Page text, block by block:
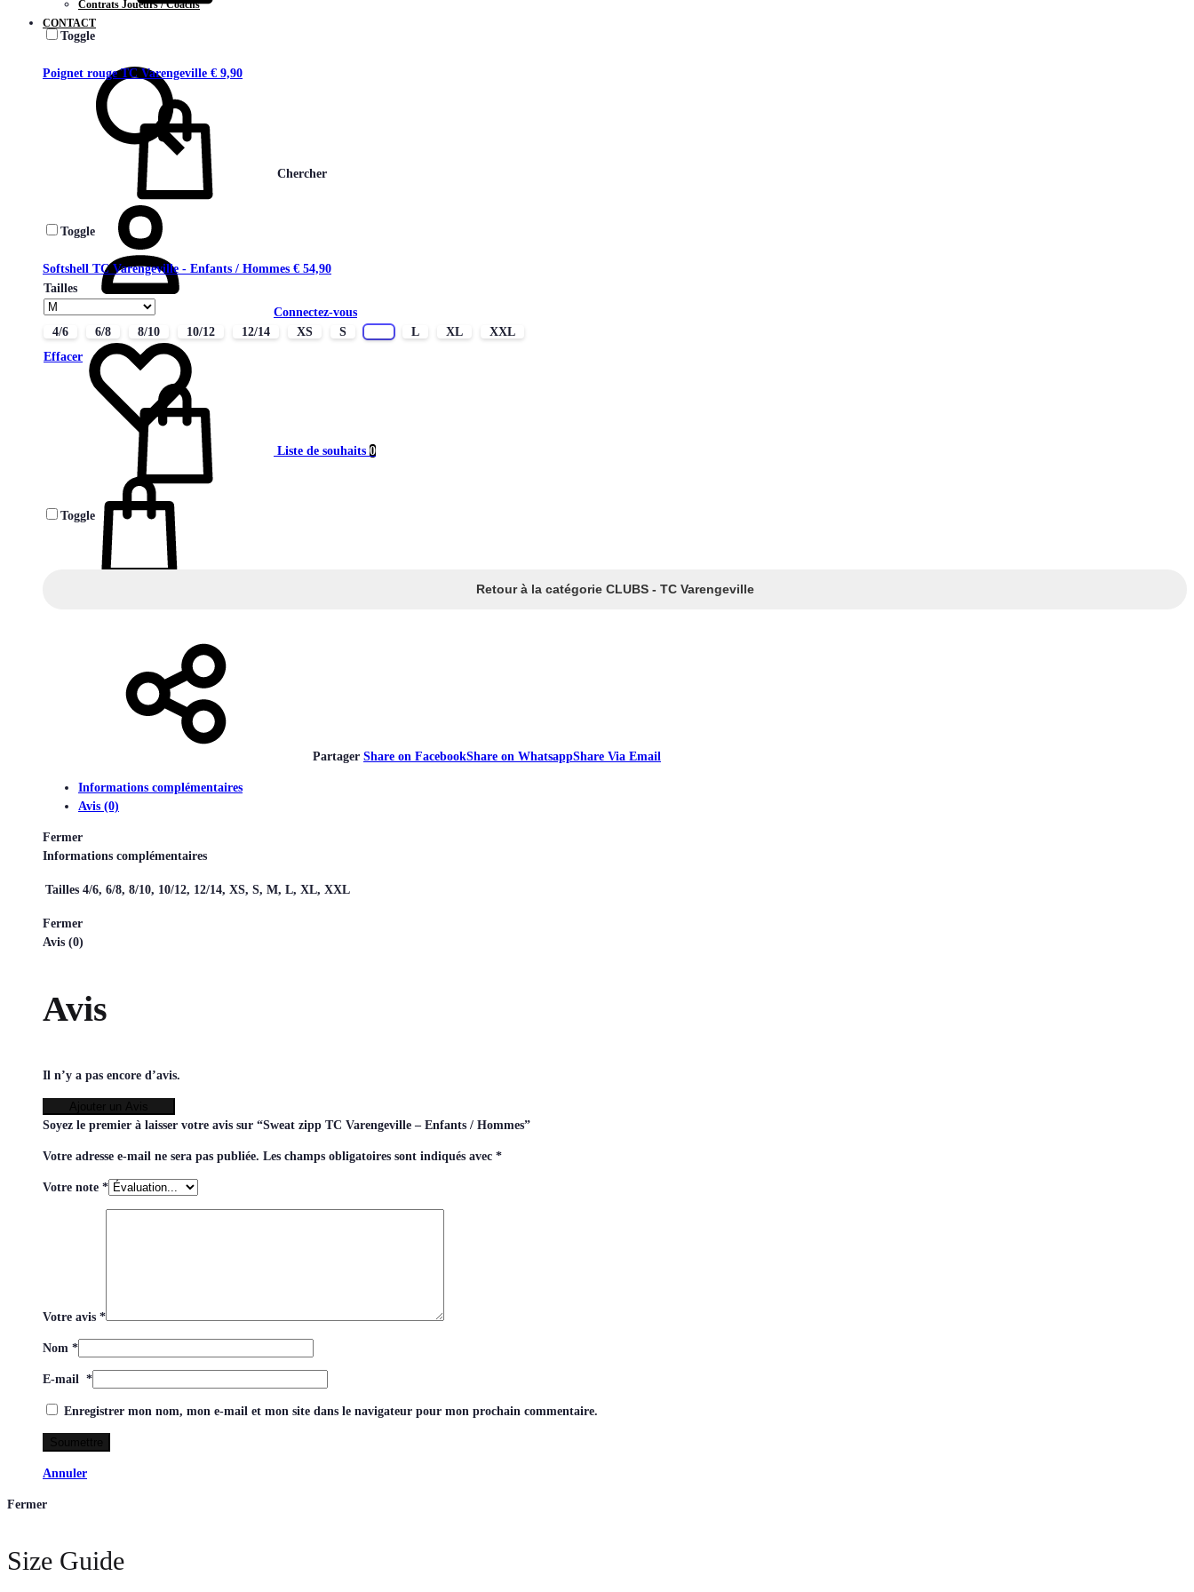
Contrats Joueurs / Coachs
CONTACT
Chercher
Connectez-vous
Liste de souhaits 0
Toggle
Poignet rouge TC Varengeville € 9,90
Toggle
Softshell TC Varengeville - Enfants / Hommes € 54,90
Tailles
4/6 6/8 8/10 10/12 12/14 XS S L XL
XXL
Effacer
Toggle
Retour à la catégorie CLUBS - TC Varengeville
Partager Share on FacebookShare on WhatsappShare Via Email
Informations complémentaires
Avis (0)
Fermer
Informations complémentaires
Tailles 4/6, 6/8, 8/10, 10/12, 12/14, XS, S, M, L, XL, XXL
Fermer
Avis (0)
Avis
Il n’y a pas encore d’avis.
Soyez le premier à laisser votre avis sur “Sweat zipp TC Varengeville – Enfants / Hommes”
Votre adresse e-mail ne sera pas publiée. Les champs obligatoires sont indiqués avec *
Votre note *
Votre avis *
Nom *
E-mail *
Enregistrer mon nom, mon e-mail et mon site dans le navigateur pour mon prochain commentaire.
Annuler
Fermer
Size Guide